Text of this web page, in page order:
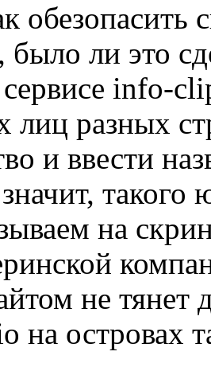
обезопасить
было ли это
сервисе info-
лиц разных
и ввести
такого
на
не
на островах